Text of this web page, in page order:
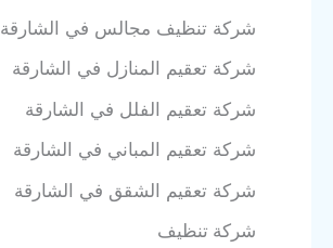
شركة تنظيف مجالس في الشارقة
شركة تعقيم المنازل في الشارقة
شركة تعقيم الفلل في الشارقة
شركة تعقيم المباني في الشارقة
شركة تعقيم الشقق في الشارقة
شركة تنظيف